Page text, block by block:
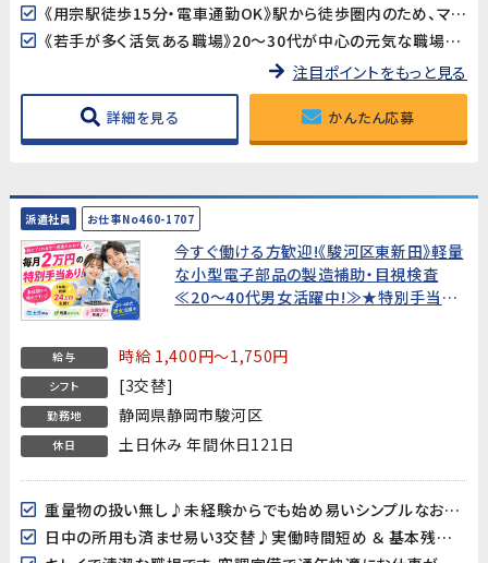
《用宗駅徒歩15分・電車通勤OK》駅から徒歩圏内のため、マイカーがなくても通勤できます。
《若手が多く活気ある職場》20〜30代が中心の元気な職場です。3交替なので平日の時間が取りやすく、プライベートも充実させやすい環境です。
注目ポイントをもっと見る
詳細を見る かんたん応募
派遣社員 お仕事No460-1707
今すぐ働ける方歓迎!《駿河区東新田》軽量
な小型電子部品の製造補助・目視検査
≪20～40代男女活躍中!≫★特別手当あ
給与 時給 1,400円～1,750円
シフト [3交替]
勤務地 静岡県静岡市駿河区
休日 土日休み 年間休日121日
重量物の扱い無し♪未経験からでも始め易いシンプルなお仕事です
日中の所用も済ませ易い3交替♪実働時間短め ＆ 基本残業なしだから無理なく働きやすい♪